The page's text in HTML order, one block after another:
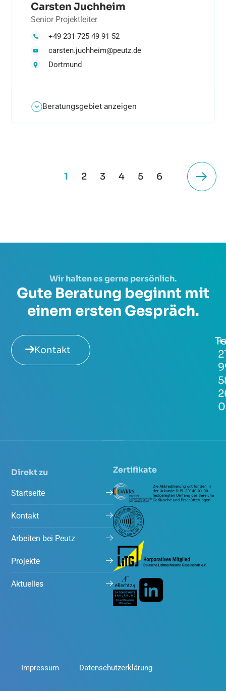
Carsten Juchheim
Senior Projektleiter
+49 231 725 49 91 52
carsten.juchheim@peutz.de
Dortmund
Beratungsgebiet anzeigen
1 2 3 4 5 6
Wir halten es gerne persönlich.
Gute Beratung beginnt mit
einem ersten Gespräch.
Kontakt
0
Direkt zu
Startseite
Kontakt
Arbeiten bei Peutz
Projekte
Aktuelles
Zertifikate
Impressum Datenschutzerklärung